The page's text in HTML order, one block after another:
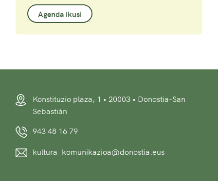
Agenda ikusi
Konstituzio plaza, 1 • 20003 • Donostia-San
Sebastián
943 48 16 79
kultura_komunikazioa@donostia.eus